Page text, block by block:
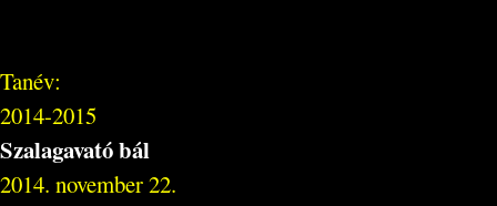
Tanév:
2014-2015
Szalagavató bál
2014. november 22.